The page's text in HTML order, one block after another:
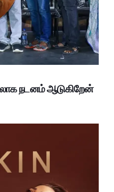
நடனம் ஆடுகிறேன்